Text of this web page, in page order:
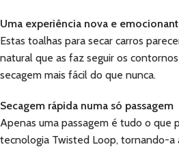
Uma experiência nova e
Estas toalhas para secar carros
natural que as faz seguir os
secagem mais fácil do que nunca.
Secagem rápida numa só passagem
Apenas uma passagem é tudo o que
tecnologia Twisted Loop, tornando-a